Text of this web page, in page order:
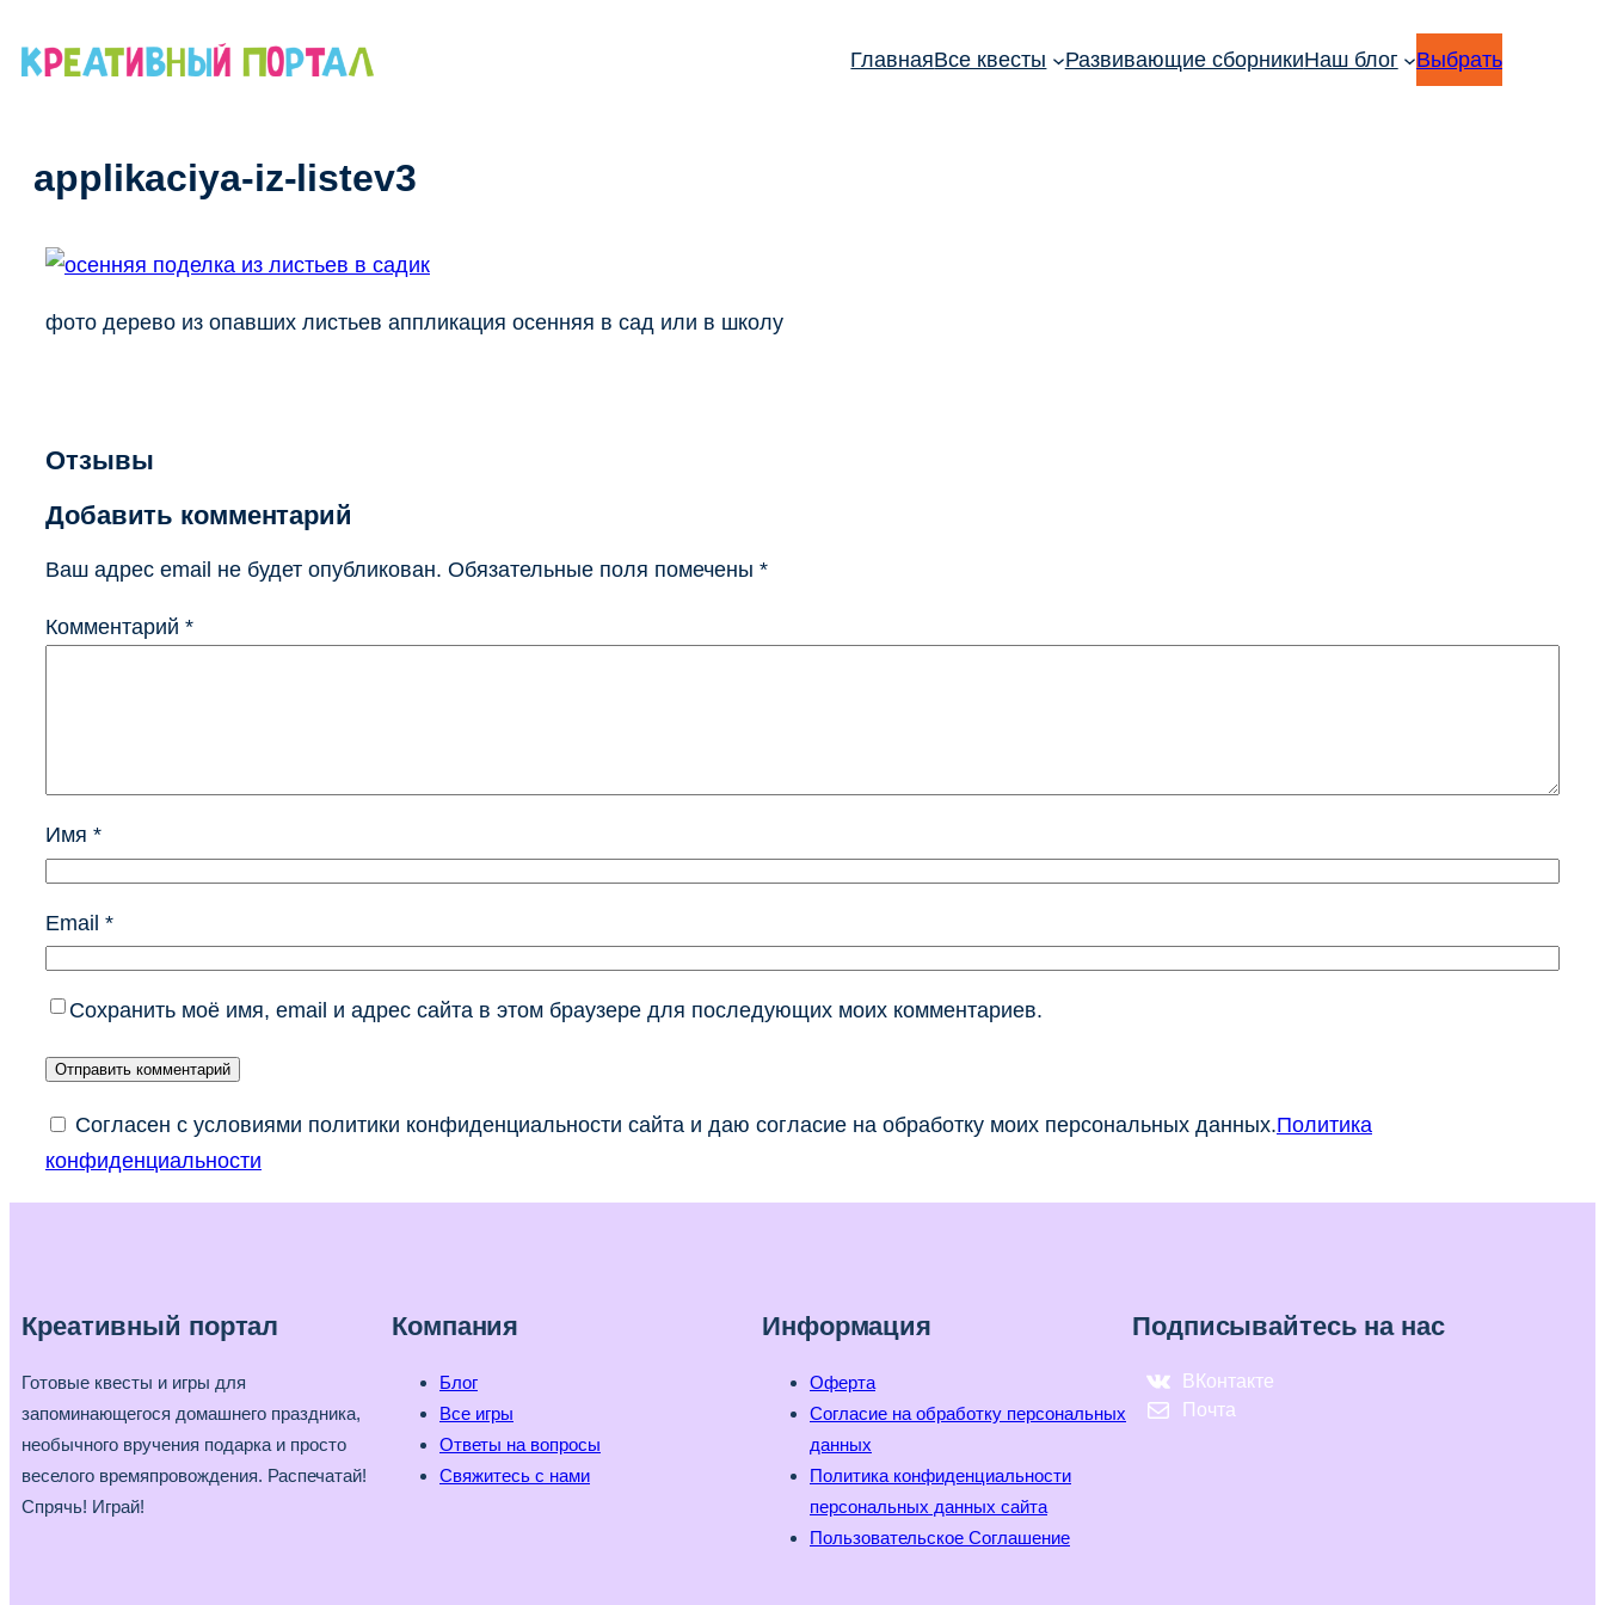
ГлавнаяВсе квесты Развивающие сборникиНаш блог Выбрать
applikaciya-iz-listev3
фото дерево из опавших листьев аппликация осенняя в сад или в школу
Отзывы
Добавить комментарий
Ваш адрес email не будет опубликован. Обязательные поля помечены *
Комментарий *
Имя *
Email *
Сохранить моё имя, email и адрес сайта в этом браузере для последующих моих комментариев.
Согласен с условиями политики конфиденциальности сайта и даю согласие на обработку моих персональных данных.Политика
конфиденциальности
Креативный портал
Готовые квесты и игры для
запоминающегося домашнего праздника,
необычного вручения подарка и просто
веселого времяпровождения. Распечатай!
Спрячь! Играй!
Компания
Блог
Все игры
Ответы на вопросы
Свяжитесь с нами
Информация
Оферта
Согласие на обработку персональных
данных
Политика конфиденциальности
персональных данных сайта
Пользовательское Соглашение
Подписывайтесь на нас
ВКонтакте
Почта